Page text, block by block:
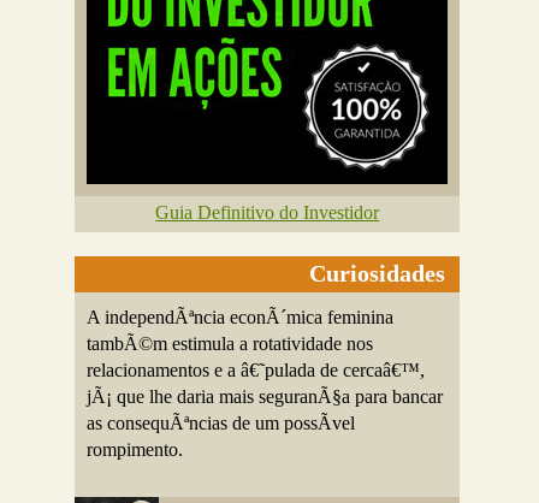
Guia Definitivo do Investidor
Curiosidades
A independÃªncia econÃ´mica feminina
tambÃ©m estimula a rotatividade nos
relacionamentos e a â€˜pulada de cercaâ€™,
jÃ¡ que lhe daria mais seguranÃ§a para bancar
as consequÃªncias de um possÃ­vel
rompimento.